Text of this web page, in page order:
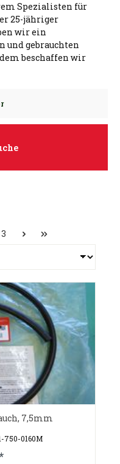
Spezialisten für
25-jähriger
wir ein
und gebrauchten
beschaffen wir
3
7,5mm
750-0160M